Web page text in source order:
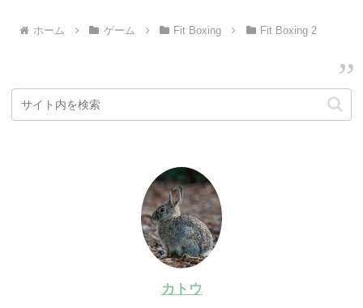
ホーム ゲーム Fit Boxing Fit Boxing 2
カトウ